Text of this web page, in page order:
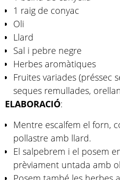
1 raig de conyac
Oli
Llard
Sal i pebre negre
Herbes aromàtiques
Fruites variades (préssec
seques remullades,
ELABORACIÓ:
Mentre escalfem el forn,
pollastre amb llard.
El salpebrem i el posem
prèviament untada amb